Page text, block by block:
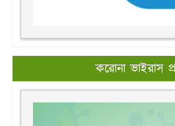
করোনা ভাইরাস